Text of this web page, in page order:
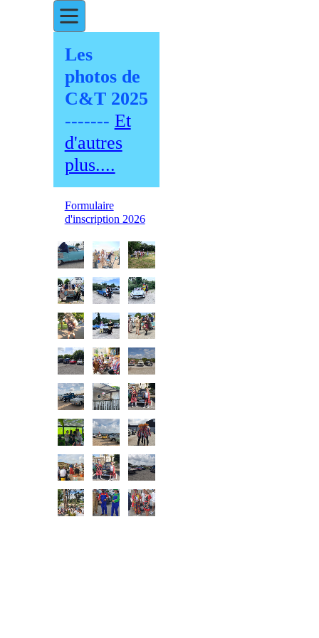
Les
photos de
C&T 2025
------- Et
d'autres
plus....
Formulaire
d'inscription 2026